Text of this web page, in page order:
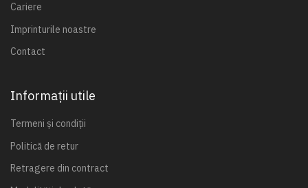
Cariere
Imprinturile noastre
Contact
Informații utile
Termeni și condiții
Politică de retur
Retragere din contract